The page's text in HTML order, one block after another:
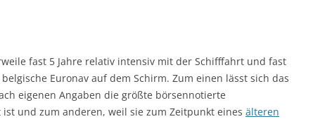
fast 5 Jahre relativ intensiv mit der Schifffahrt und fast
Euronav auf dem Schirm. Zum einen lässt sich das
eigenen Angaben die größte börsennotierte
und zum anderen, weil sie zum Zeitpunkt eines älteren